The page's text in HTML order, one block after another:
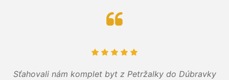
Sťahovali nám komplet byt z Petržalky do Dúbravky